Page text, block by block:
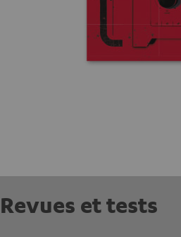
Revues et tests